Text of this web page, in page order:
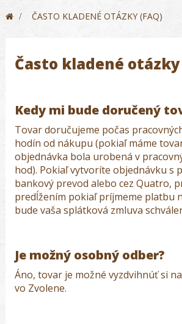
> ČASTO KLADENÉ OTÁZKY (FAQ)
Často kladené otázky
Kedy mi bude doručený
Tovar doručujeme počas
hodín od nákupu (pokiaľ máme
objednávka bola urobená v
hod). Pokiaľ vytvoríte objednávku s
bankový prevod alebo cez Quatro,
predĺžením pokiaľ príjmeme platbu
bude vaša splátková zmluva
Je možný osobný odber?
Áno, tovar je možné vyzdvihnúť si
vo Zvolene.